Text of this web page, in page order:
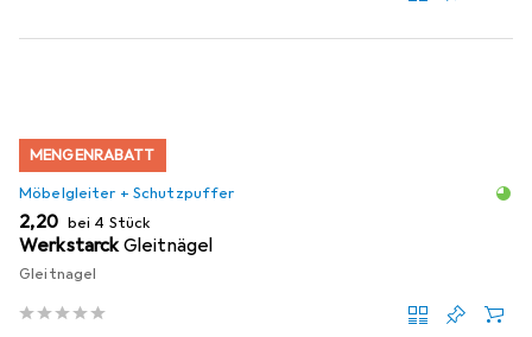
MENGENRABATT
Möbelgleiter + Schutzpuffer
EUR
2,20 bei 4 Stück
WerkstarckGleitnägel
Gleitnagel